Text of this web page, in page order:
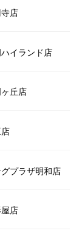
店
イランド店
丘店
プラザ明和店
店